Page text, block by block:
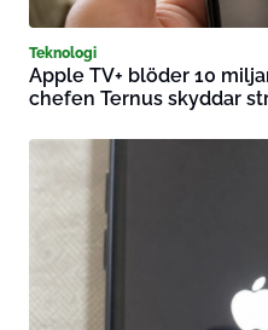
Teknologi
Apple TV+ blöder 10
chefen Ternus skyddar